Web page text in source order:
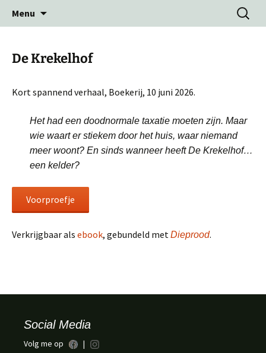
Menu
Zoeken
naar:
De Krekelhof
Kort spannend verhaal, Boekerij, 10 juni 2026.
Het had een doodnormale taxatie moeten zijn. Maar
wie waart er stiekem door het huis, waar niemand
meer woont? En sinds wanneer heeft De Krekelhof…
een kelder?
Voorproefje
Verkrijgbaar als ebook, gebundeld metDieprood.
Social Media
Volg me op |